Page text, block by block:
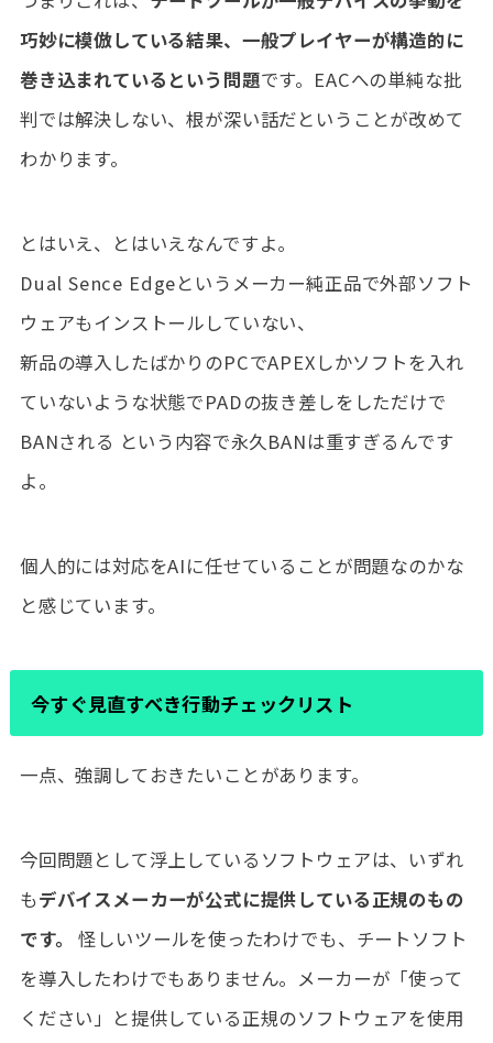
巧妙に模倣している結果、一般プレイヤーが構造的に
巻き込まれているという問題です。EACへの単純な批
判では解決しない、根が深い話だということが改めて
わかります。
とはいえ、とはいえなんですよ。
Dual Sence Edgeというメーカー純正品で外部ソフト
ウェアもインストールしていない、
新品の導入したばかりのPCでAPEXしかソフトを入れ
ていないような状態でPADの抜き差しをしただけで
BANされる という内容で永久BANは重すぎるんです
よ。
個人的には対応をAIに任せていることが問題なのかな
と感じています。
今すぐ見直すべき行動チェックリスト
一点、強調しておきたいことがあります。
今回問題として浮上しているソフトウェアは、いずれ
もデバイスメーカーが公式に提供している正規のもの
です。
怪しいツールを使ったわけでも、チートソフト
を導入したわけでもありません。メーカーが「使って
ください」と提供している正規のソフトウェアを使用